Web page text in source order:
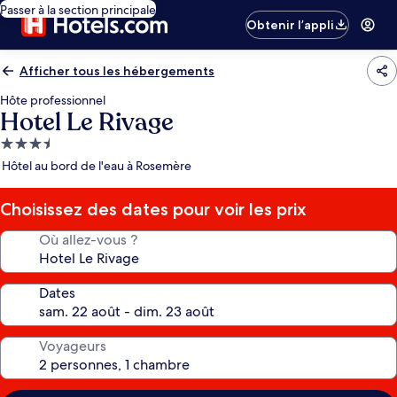
Passer à la section principale
Obtenir l’appli
Afficher tous les hébergements
Hôte professionnel
Hotel Le Rivage
Hébergement
3.5 étoiles
Hôtel au bord de l'eau à Rosemère
Choisissez des dates pour voir les prix
Où allez-vous ?
Dates
Voyageurs